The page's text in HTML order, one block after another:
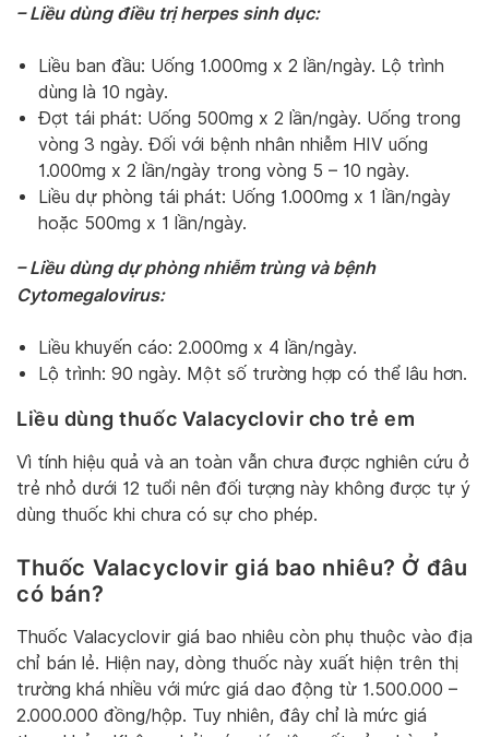
– Liều dùng điều trị herpes sinh dục:
Liều ban đầu: Uống 1.000mg x 2 lần/ngày. Lộ trình
dùng là 10 ngày.
Đợt tái phát: Uống 500mg x 2 lần/ngày. Uống trong
vòng 3 ngày. Đối với bệnh nhân nhiễm HIV uống
1.000mg x 2 lần/ngày trong vòng 5 – 10 ngày.
Liều dự phòng tái phát: Uống 1.000mg x 1 lần/ngày
hoặc 500mg x 1 lần/ngày.
– Liều dùng dự phòng nhiễm trùng và bệnh
Cytomegalovirus:
Liều khuyến cáo: 2.000mg x 4 lần/ngày.
Lộ trình: 90 ngày. Một số trường hợp có thể lâu hơn.
Liều dùng thuốc Valacyclovir cho trẻ em
Vì tính hiệu quả và an toàn vẫn chưa được nghiên cứu ở
trẻ nhỏ dưới 12 tuổi nên đối tượng này không được tự ý
dùng thuốc khi chưa có sự cho phép.
Thuốc Valacyclovir giá bao nhiêu? Ở đâu
có bán?
Thuốc Valacyclovir giá bao nhiêu còn phụ thuộc vào địa
chỉ bán lẻ. Hiện nay, dòng thuốc này xuất hiện trên thị
trường khá nhiều với mức giá dao động từ 1.500.000 –
2.000.000 đồng/hộp. Tuy nhiên, đây chỉ là mức giá